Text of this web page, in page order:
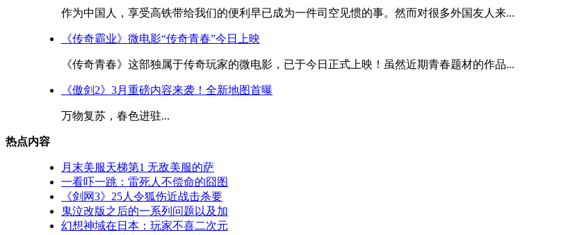
作为中国人，享受高铁带给我们的便利早已成为一件司空见惯的事。然而对很多外国友人来...
《传奇霸业》微电影“传奇青春”今日上映
《传奇青春》这部独属于传奇玩家的微电影，已于今日正式上映！虽然近期青春题材的作品...
《傲剑2》3月重磅内容来袭！全新地图首曝
万物复苏，春色进驻...
热点内容
月末美服天梯第1 无敌美服的萨
一看吓一跳：雷死人不偿命的囧图
《剑网3》25人令狐伤近战击杀要
鬼泣改版之后的一系列问题以及加
幻想神域在日本：玩家不喜二次元